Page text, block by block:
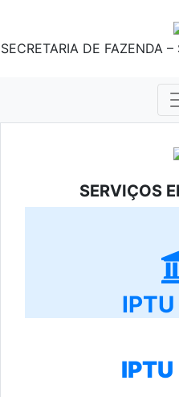
SECRETARIA DE FAZENDA
SERVIÇOS